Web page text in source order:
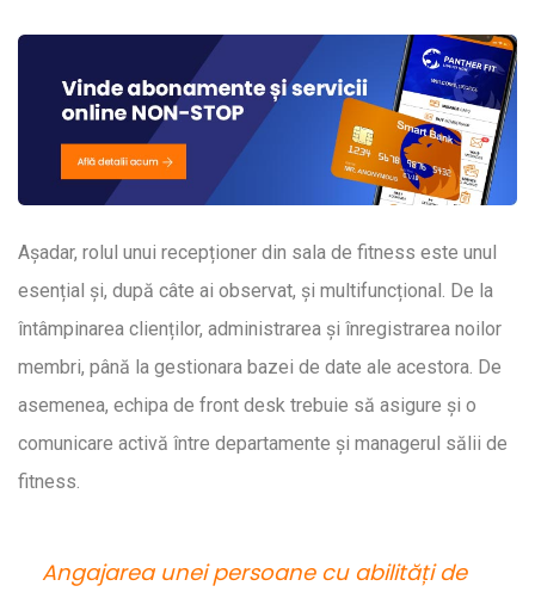
Așadar, rolul unui recepționer din sala de fitness este unul
esențial și, după câte ai observat, și multifuncțional. De la
întâmpinarea clienților, administrarea și înregistrarea noilor
membri, până la gestionara bazei de date ale acestora. De
asemenea, echipa de front desk trebuie să asigure și o
comunicare activă între departamente și managerul sălii de
fitness.
Angajarea unei persoane cu abilități de